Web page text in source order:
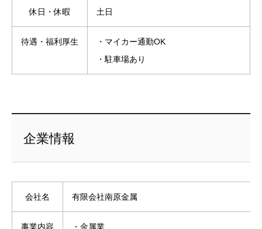
休日・休暇 土日
待遇・福利厚生
・マイカー通勤OK
・駐車場あり
企業情報
会社名 有限会社南原金属
事業内容 ・金属業